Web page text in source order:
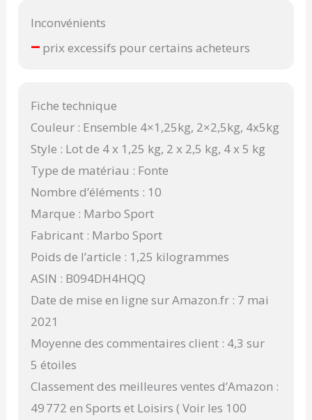
Inconvénients
– prix excessifs pour certains acheteurs
Fiche technique
Couleur : Ensemble 4×1,25kg, 2×2,5kg, 4x5kg
Style : Lot de 4 x 1,25 kg, 2 x 2,5 kg, 4 x 5 kg
Type de matériau : Fonte
Nombre d’éléments : 10
Marque : Marbo Sport
Fabricant : Marbo Sport
Poids de l’article : 1,25 kilogrammes
ASIN : B094DH4HQQ
Date de mise en ligne sur Amazon.fr : 7 mai
2021
Moyenne des commentaires client : 4,3 sur
5 étoiles
Classement des meilleures ventes d’Amazon :
49 772 en Sports et Loisirs ( Voir les 100